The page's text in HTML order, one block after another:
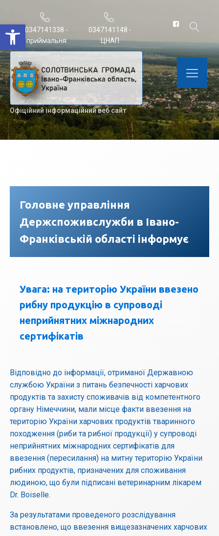
Відкрити Панель інструментів
0347141338 -
приймальня
0347141148 -
ЦНАП
Офіційний інформаційний веб сайт
Головне управління
Держспоживслужби в Івано-
Франківській області інформує
Увага: на територію України ввезено
рибну продукцію в супроводі
неприйнятних міжнародних
сертифікатів
Відповідно до інформації, отриманої Державною
службою України з питань безпечності харчових
продуктів та захисту споживачів від компетентного
органу Німеччини, мали місце факти ввезення на
територію України харчових продуктів тваринного
походження (риби та рибної продукції) у супроводі
неприйнятних міжнародних сертифікатів для
ввезення (пересилання) на митну територію України
рибних продуктів, призначених для споживання
людиною, що були підписані ветеринарним лікарем
Dr. Boiselle.
За результатами проведеного розслідування
встановлено, що ввезення вищезазначених харчових